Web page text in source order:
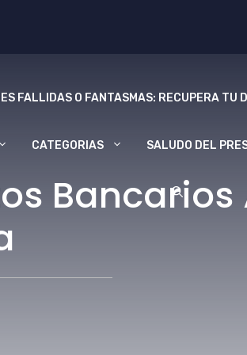
FALLIDAS O FANTASMAS: RECUPERA TU
CATEGORIAS SALUDO DEL
Bancarios